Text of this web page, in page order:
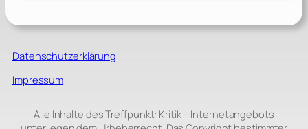
Datenschutzerklärung
Impressum
Alle Inhalte des Treffpunkt: Kritik – Internetangebots